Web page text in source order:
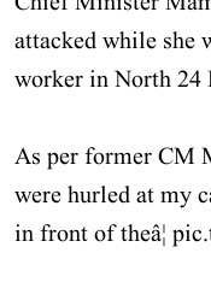
attacked while she
worker in North 24
As per former CM
were hurled at my
in front of theâ¦